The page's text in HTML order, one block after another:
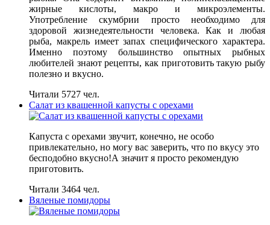
жирные кислоты, макро и микроэлементы.
Употребление скумбрии просто необходимо для
здоровой жизнедеятельности человека. Как и любая
рыба, макрель имеет запах специфического характера.
Именно поэтому большинство опытных рыбных
любителей знают рецепты, как приготовить такую рыбу
полезно и вкусно.
Читали 5727 чел.
Салат из квашенной капусты с орехами
Капуста с орехами звучит, конечно, не особо
привлекательно, но могу вас заверить, что по вкусу это
бесподобно вкусно!А значит я просто рекомендую
приготовить.
Читали 3464 чел.
Вяленые помидоры